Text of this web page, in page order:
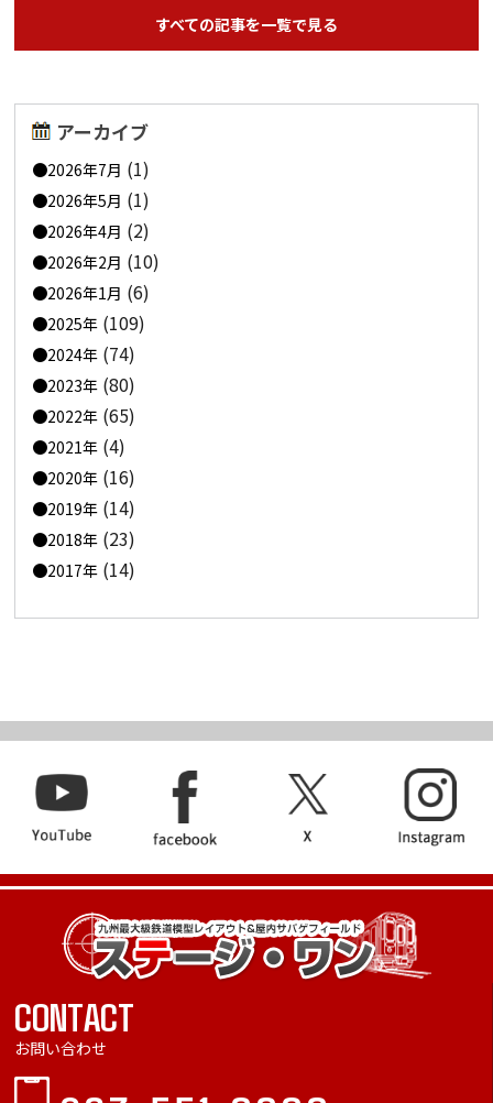
すべての記事を一覧で見る
アーカイブ
2026年7月 (1)
2026年5月 (1)
2026年4月 (2)
2026年2月 (10)
2026年1月 (6)
2025年 (109)
2024年 (74)
2023年 (80)
2022年 (65)
2021年 (4)
2020年 (16)
2019年 (14)
2018年 (23)
2017年 (14)
CONTACT
お問い合わせ